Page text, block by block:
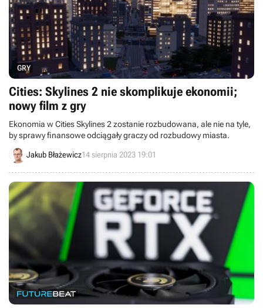
GRY
Cities: Skylines 2 nie skomplikuje ekonomii;
nowy film z gry
Ekonomia w Cities Skylines 2 zostanie rozbudowana, ale nie na tyle,
by sprawy finansowe odciągały graczy od rozbudowy miasta.
Jakub Błażewicz14 sierpnia 2023 19:01